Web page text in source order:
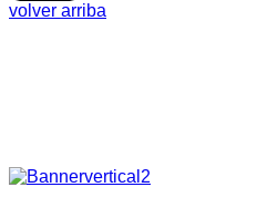
volver arriba